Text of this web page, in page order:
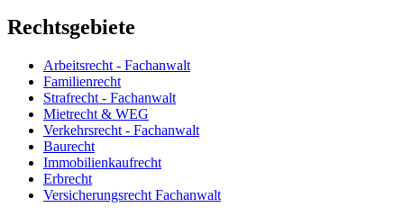
Rechtsgebiete
Arbeitsrecht - Fachanwalt
Familienrecht
Strafrecht - Fachanwalt
Mietrecht & WEG
Verkehrsrecht - Fachanwalt
Baurecht
Immobilienkaufrecht
Erbrecht
Versicherungsrecht Fachanwalt